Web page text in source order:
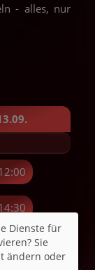
- alles, nur
Dienste für
Sie
ändern oder